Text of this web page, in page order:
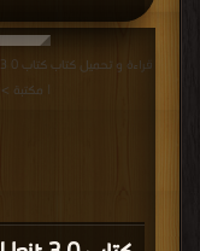
| مكتبة >